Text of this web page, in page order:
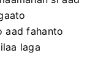
aad fahanto
laga